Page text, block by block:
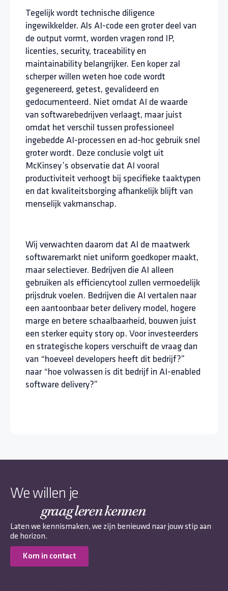
Tegelijk wordt technische diligence
ingewikkelder. Als AI-code een groter deel van
de output vormt, worden vragen rond IP,
licenties, security, traceability en
maintainability belangrijker. Een koper zal
scherper willen weten hoe code wordt
gegenereerd, getest, gevalideerd en
gedocumenteerd. Niet omdat AI de waarde
van softwarebedrijven verlaagt, maar juist
omdat het verschil tussen professioneel
ingebedde AI-processen en ad-hoc gebruik snel
groter wordt. Deze conclusie volgt uit
McKinsey’s observatie dat AI vooral
productiviteit verhoogt bij specifieke taaktypen
en dat kwaliteitsborging afhankelijk blijft van
menselijk vakmanschap.
Wij verwachten daarom dat AI de maatwerk
softwaremarkt niet uniform goedkoper maakt,
maar selectiever. Bedrijven die AI alleen
gebruiken als efficiencytool zullen vermoedelijk
prijsdruk voelen. Bedrijven die AI vertalen naar
een aantoonbaar beter delivery model, hogere
marge en betere schaalbaarheid, bouwen juist
een sterker equity story op. Voor investeerders
en strategische kopers verschuift de vraag dan
van “hoeveel developers heeft dit bedrijf?”
naar “hoe volwassen is dit bedrijf in AI-enabled
software delivery?”
We willen je
graag leren kennen
Laten we kennismaken, we zijn benieuwd naar jouw stip aan
de horizon.
Kom in contact